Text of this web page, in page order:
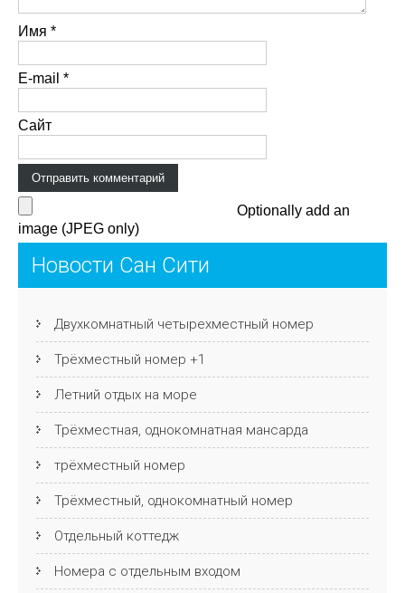
Имя *
E-mail *
Сайт
Optionally add an
image (JPEG only)
Новости Сан Сити
Двухкомнатный четырехместный номер
Трёхместный номер +1
Летний отдых на море
Трёхместная, однокомнатная мансарда
трёхместный номер
Трёхместный, однокомнатный номер
Отдельный коттедж
Номера с отдельным входом